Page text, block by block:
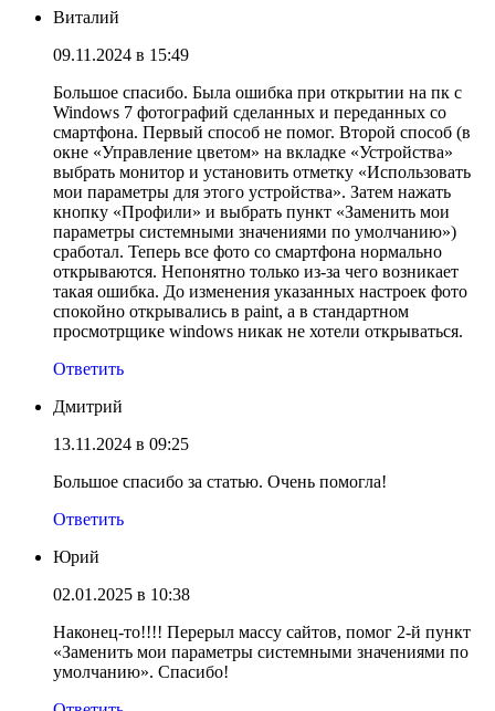
Виталий
09.11.2024 в 15:49
Большое спасибо. Была ошибка при открытии на пк с
Windows 7 фотографий сделанных и переданных со
смартфона. Первый способ не помог. Второй способ (в
окне «Управление цветом» на вкладке «Устройства»
выбрать монитор и установить отметку «Использовать
мои параметры для этого устройства». Затем нажать
кнопку «Профили» и выбрать пункт «Заменить мои
параметры системными значениями по умолчанию»)
сработал. Теперь все фото со смартфона нормально
открываются. Непонятно только из-за чего возникает
такая ошибка. До изменения указанных настроек фото
спокойно открывались в paint, а в стандартном
просмотрщике windows никак не хотели открываться.
Ответить
Дмитрий
13.11.2024 в 09:25
Большое спасибо за статью. Очень помогла!
Ответить
Юрий
02.01.2025 в 10:38
Наконец-то!!!! Перерыл массу сайтов, помог 2-й пункт
«Заменить мои параметры системными значениями по
умолчанию». Спасибо!